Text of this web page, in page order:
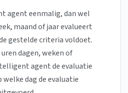
agent eenmalig, dan wel
maand of jaar evalueert
gestelde criteria voldoet.
dagen, weken of
agent de evaluatie
dag de evaluatie